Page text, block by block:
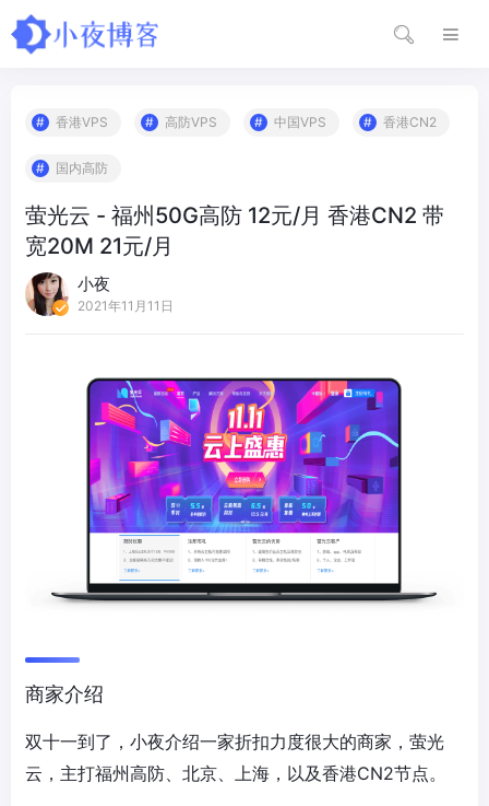
香港VPS 高防VPS 中国VPS 香港CN2
国内高防
萤光云 - 福州50G高防 12元/月 香港CN2 带
宽20M 21元/月
小夜
2021年11月11日
商家介绍
双十一到了，小夜介绍一家折扣力度很大的商家，萤光
云，主打福州高防、北京、上海，以及香港CN2节点。